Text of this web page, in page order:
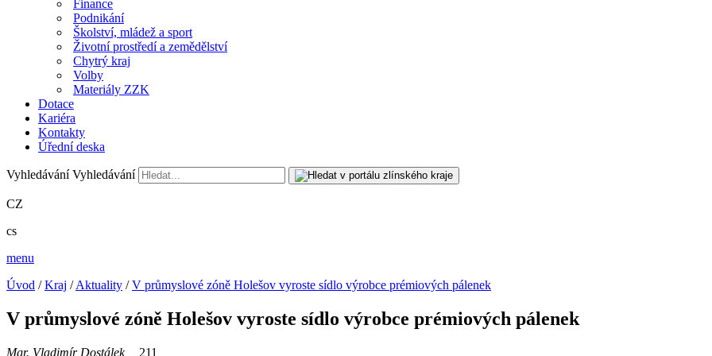
Finance
Podnikání
Školství, mládež a sport
Životní prostředí a zemědělství
Chytrý kraj
Volby
Materiály ZZK
Dotace
Kariéra
Kontakty
Úřední deska
Vyhledávání Vyhledávání
CZ
cs
menu
Úvod /Kraj /Aktuality /V průmyslové zóně Holešov vyroste sídlo výrobce prémiových pálenek
V průmyslové zóně Holešov vyroste sídlo výrobce prémiových pálenek
Mgr. Vladimír Dostálek 211